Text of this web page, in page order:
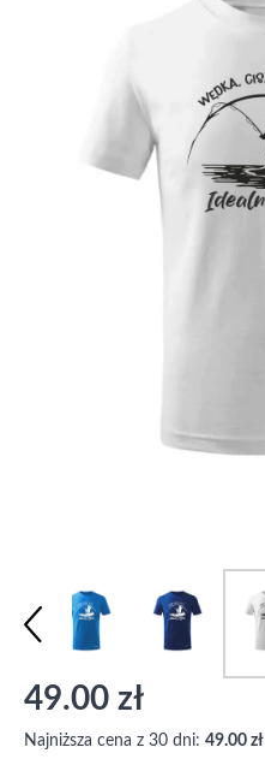
49.00 zł
Najniższa cena z 30 dni: 49.00 zł